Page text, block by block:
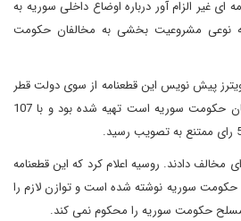
غیر الزام آور درباره اوضاع داخلی سوریه به
نوعی مشروعیت بخشی به مخالفان حکومت
پیش نویس این قطعنامه از سوی دولت قطر
که یکی از حامیان جدی مخالفان حکومت سوریه است تهیه شده بود و با 107
مخالف دادند. روسیه اعلام کرد که این قطعنامه
حکومت سوریه نوشته شده است و توازن لازم را
حکومت سوریه را محکوم نمی کند.